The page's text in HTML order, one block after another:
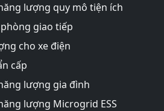
lượng quy mô tiện ích
giao tiếp
cho xe điện
cấp
lượng gia đình
lượng Microgrid ESS